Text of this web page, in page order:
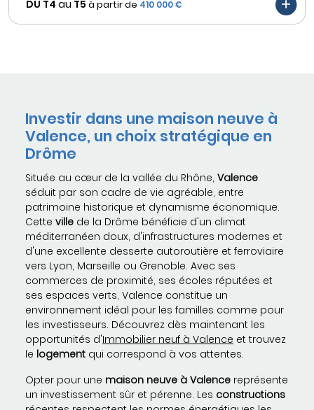
DU T4 au T5 à partir de 410 000 €
Investir dans une maison neuve à
Valence, un choix stratégique en
Drôme
Située au cœur de la vallée du Rhône, Valence
séduit par son cadre de vie agréable, entre
patrimoine historique et dynamisme économique.
Cette ville de la Drôme bénéficie d'un climat
méditerranéen doux, d'infrastructures modernes et
d'une excellente desserte autoroutière et ferroviaire
vers Lyon, Marseille ou Grenoble. Avec ses
commerces de proximité, ses écoles réputées et
ses espaces verts, Valence constitue un
environnement idéal pour les familles comme pour
les investisseurs. Découvrez dès maintenant les
opportunités d'Immobilier neuf à Valence et trouvez
le logement qui correspond à vos attentes.
Opter pour une maison neuve à Valence représente
un investissement sûr et pérenne. Les constructions